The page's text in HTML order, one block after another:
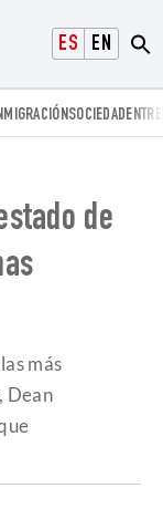
ESPAÑOLENGLISH
SOCIEDAD
de
más
Dean